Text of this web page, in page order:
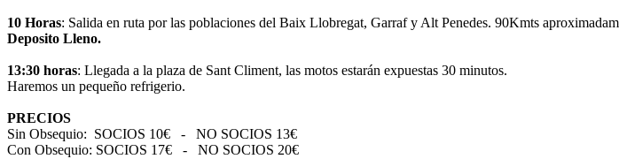
10 Horas: Salida en ruta por las poblaciones del Baix Llobregat, Garraf y Alt Penedes. 90Kmts
Deposito Lleno.
13:30 horas: Llegada a la plaza de Sant Climent, las motos estarán expuestas 30 minutos.
Haremos un pequeño refrigerio.
PRECIOS
Sin Obsequio: SOCIOS 10€ - NO SOCIOS 13€
Con Obsequio: SOCIOS 17€ - NO SOCIOS 20€